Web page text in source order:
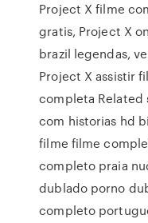
Project X filme
gratis, Project X
brazil legendas,
Project X assistir
completa Related
com historias hd
filme filme
completo praia
dublado porno
completo